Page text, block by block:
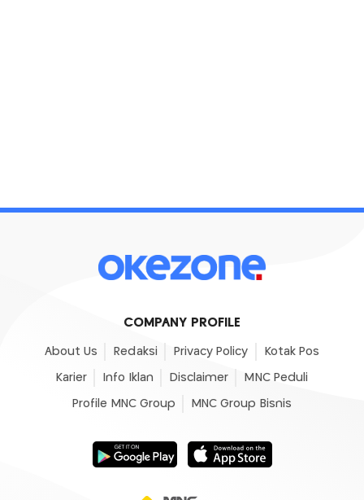
COMPANY PROFILE
About Us Redaksi Privacy Policy Kotak Pos
Karier Info Iklan Disclaimer MNC Peduli
Profile MNC Group MNC Group Bisnis